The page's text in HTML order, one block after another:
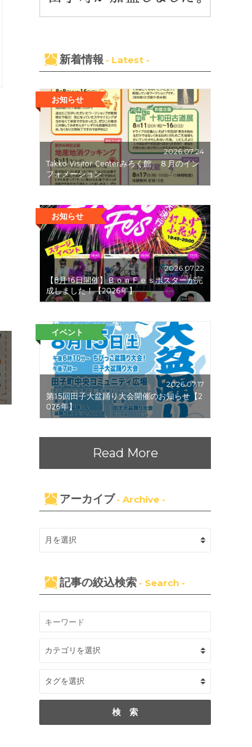
新着情報 - Latest -
お知らせ
2026.07.24
Takko Visitor Centerみろく館 ８月のイン
フォメーション
お知らせ
2026.07.22
【8月16日開催】ＢｏｎＦｅｓポスターが完
成しました！【2026年】
イベント
2026.07.17
第15回田子大盆踊り大会開催のお知らせ【2
026年】
Read More
アーカイブ - Archive -
記事の絞込検索 - Search -